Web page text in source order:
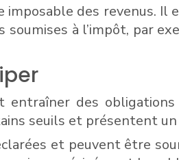
des revenus. Il
à l’impôt, par
des
seuils et présentent
et peuvent être